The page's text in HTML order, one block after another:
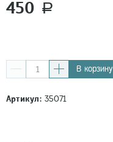
450 a
В корзину
Артикул:35071